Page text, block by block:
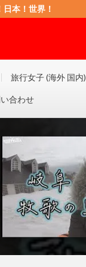
本！世界！
旅行女子 (海外 国内)
合わせ